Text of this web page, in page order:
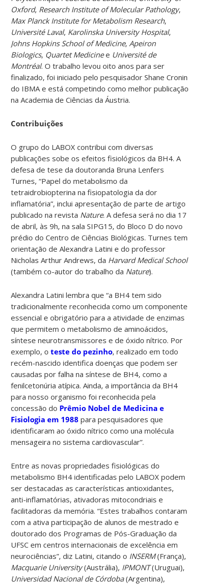
Oxford, Research Institute of Molecular Pathology,
Max Planck Institute for Metabolism Research,
Université Laval, Karolinska University Hospital,
Johns Hopkins School of Medicine, Apeiron
Biologics, Quartet Medicinee Université de
Montréal. O trabalho levou oito anos para ser
finalizado, foi iniciado pelo pesquisador Shane Cronin
do IBMA e está competindo como melhor publicação
na Academia de Ciências da Áustria.
Contribuições
O grupo do LABOX contribui com diversas
publicações sobe os efeitos fisiológicos da BH4. A
defesa de tese da doutoranda Bruna Lenfers
Turnes, “Papel do metabolismo da
tetraidrobiopterina na fisiopatologia da dor
inflamatória”, inclui apresentação de parte de artigo
publicado na revista Nature. A defesa será no dia 17
de abril, às 9h, na sala SIPG15, do Bloco D do novo
prédio do Centro de Ciências Biológicas. Turnes tem
orientação de Alexandra Latini e do professor
Nicholas Arthur Andrews, da Harvard Medical School
(também co-autor do trabalho da Nature).
Alexandra Latini lembra que “a BH4 tem sido
tradicionalmente reconhecida como um componente
essencial e obrigatório para a atividade de enzimas
que permitem o metabolismo de aminoácidos,
síntese neurotransmissores e de óxido nítrico. Por
exemplo, oteste do pezinho, realizado em todo
recém-nascido identifica doenças que podem ser
causadas por falha na síntese de BH4, como a
fenilcetonúria atípica. Ainda, a importância da BH4
para nosso organismo foi reconhecida pela
concessão do Prêmio Nobel de Medicina e
Fisiologia em 1988 para pesquisadores que
identificaram ao óxido nítrico como una molécula
mensageira no sistema cardiovascular”.
Entre as novas propriedades fisiológicas do
metabolismo BH4 identificadas pelo LABOX podem
ser destacadas as características antioxidantes,
anti-inflamatórias, ativadoras mitocondriais e
facilitadoras da memória. “Estes trabalhos contaram
com a ativa participação de alunos de mestrado e
doutorado dos Programas de Pós-Graduação da
UFSC em centros internacionais de excelência em
neurociências”, diz Latini, citando o INSERM(França),
Macquarie University(Austrália), IPMONT(Uruguai),
Universidad Nacional de Córdoba(Argentina),